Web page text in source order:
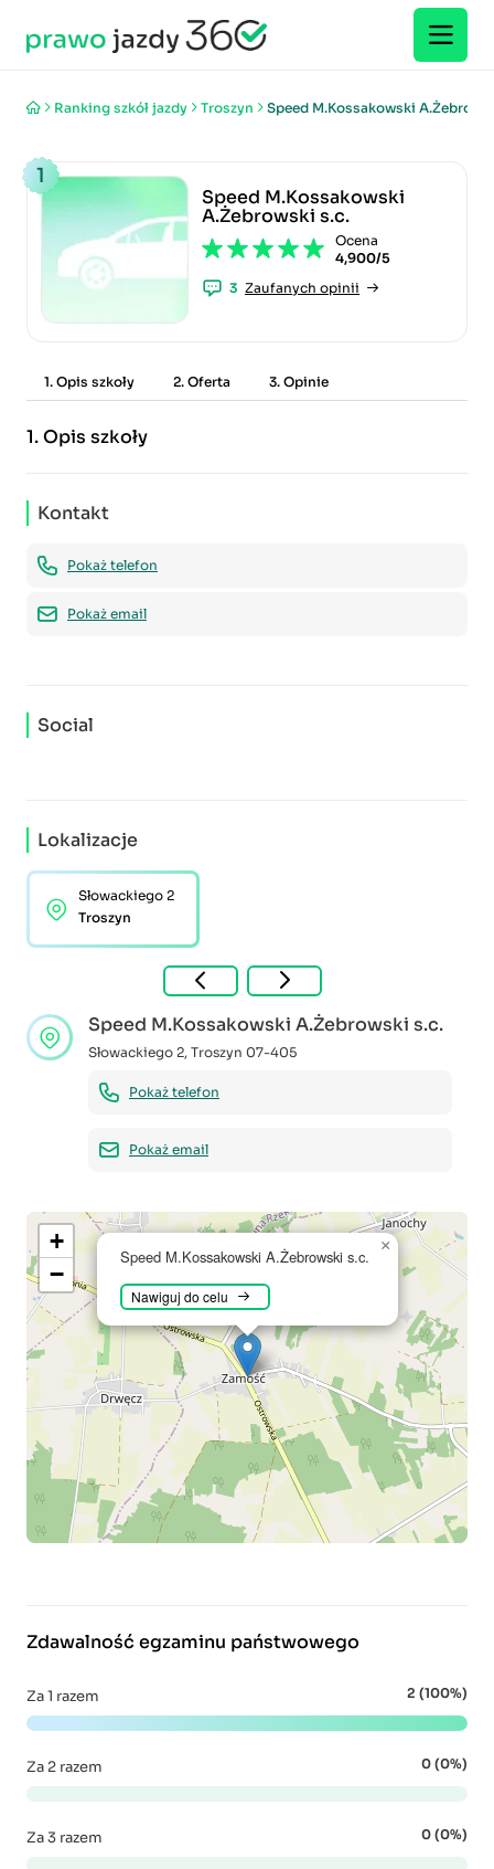
Ranking szkół jazdy Troszyn Speed M.Kossakowski
1
Speed M.Kossakowski
A.Żebrowski s.c.
Ocena
4,900/5
3 Zaufanych opinii
1. Opis szkoły 2. Oferta 3. Opinie
1.Opis szkoły
Kontakt
Pokaż telefon
Pokaż email
Social
Lokalizacje
Słowackiego 2
Troszyn
Speed M.Kossakowski A.Żebrowski s.c.
Słowackiego 2, Troszyn 07-405
Pokaż telefon
Pokaż email
Speed M.Kossakowski A.Żebrowski s.c.
Nawiguj do celu
×
+
−
Zdawalność egzaminu państwowego
Za 1 razem 2 (100%)
Za 2 razem 0 (0%)
Za 3 razem 0 (0%)